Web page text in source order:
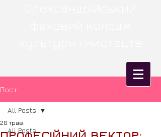
Пост
All Posts
All Posts
20 трав.